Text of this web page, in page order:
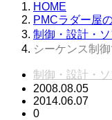
HOME
PMCラダー屋
制御・設計・
シーケンス制
制御・設計・
2008.08.05
2014.06.07
0